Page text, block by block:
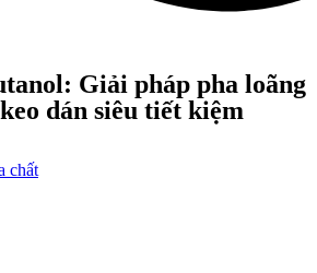
Giải pháp pha loãng
dán siêu tiết kiệm
chất